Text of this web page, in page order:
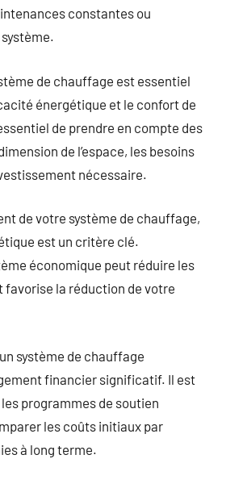
constantes ou
de chauffage est essentiel
énergétique et le confort de
de prendre en compte des
de l’espace, les besoins
nécessaire.
de votre système de chauffage,
est un critère clé.
économique peut réduire les
favorise la réduction de votre
système de chauffage
financier significatif. Il est
programmes de soutien
les coûts initiaux par
à long terme.